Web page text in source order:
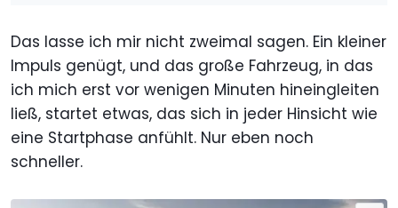
Das lasse ich mir nicht zweimal sagen. Ein kleiner
Impuls genügt, und das große Fahrzeug, in das
ich mich erst vor wenigen Minuten hineingleiten
ließ, startet etwas, das sich in jeder Hinsicht wie
eine Startphase anfühlt. Nur eben noch
schneller.